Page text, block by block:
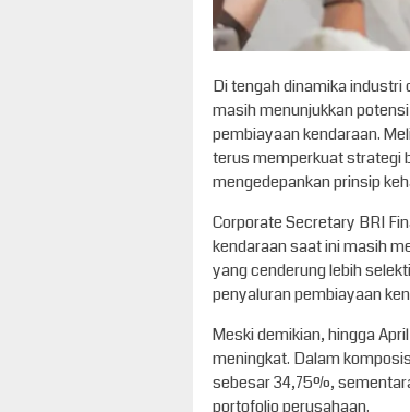
Di tengah dinamika
masih menunjukkan
pembiayaan kendaraan.
terus memperkuat strategi
mengedepankan prinsip
Corporate Secretary BRI
kendaraan saat ini masih
yang cenderung lebih
penyaluran pembiayaan
Meski demikian, hingga
meningkat. Dalam
sebesar 34,75%,
portofolio perusahaan.